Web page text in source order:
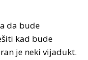
da bude
kad bude
je neki vijadukt.